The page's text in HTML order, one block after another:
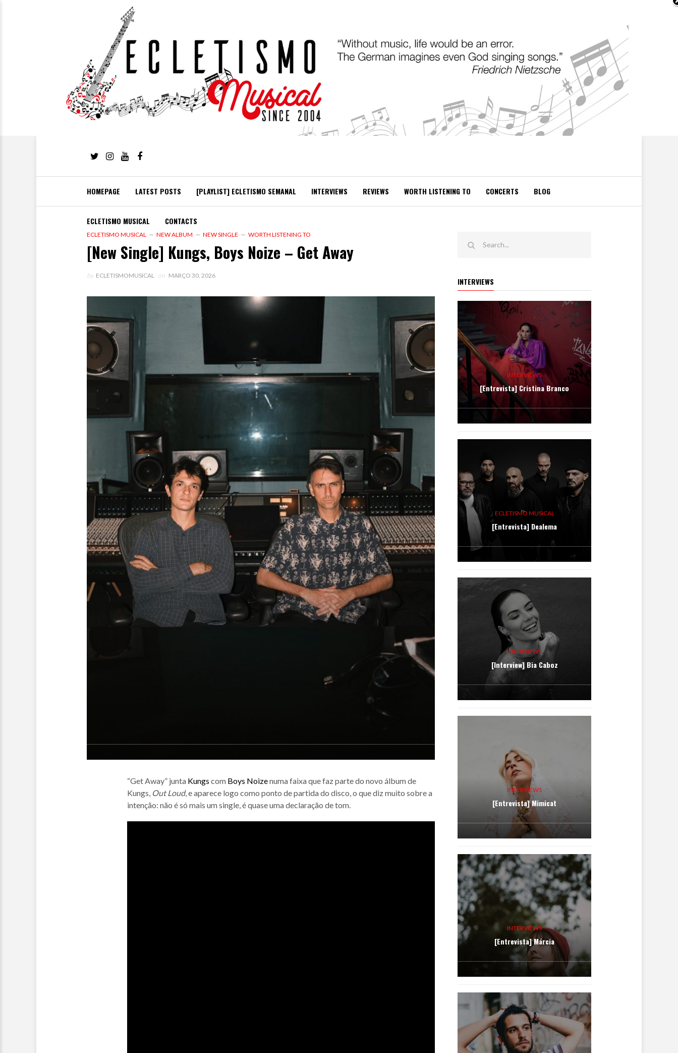
HOMEPAGE LATEST POSTS [PLAYLIST] ECLETISMO SEMANAL INTERVIEWS REVIEWS WORTH LISTENING TO CONCERTS BLOG
ECLETISMO MUSICAL CONTACTS
ECLETISMO MUSICAL NEW ALBUM NEW SINGLE WORTH LISTENING TO
[New Single] Kungs, Boys Noize – Get Away
by ECLETISMOMUSICAL on MARÇO 30, 2026
“Get Away” junta Kungs com Boys Noizenuma faixa que faz parte do novo álbum de
Kungs, Out Loud, e aparece logo como ponto de partida do disco, o que diz muito sobre a
intenção: não é só mais um single, é quase uma declaração de tom.
INTERVIEWS
INTERVIEWS
[Entrevista] Cristina Branco
ECLETISMO MUSICAL
[Entrevista] Dealema
INTERVIEWS
[Interview] Bia Caboz
INTERVIEWS
[Entrevista] Mimicat
INTERVIEWS
[Entrevista] Márcia